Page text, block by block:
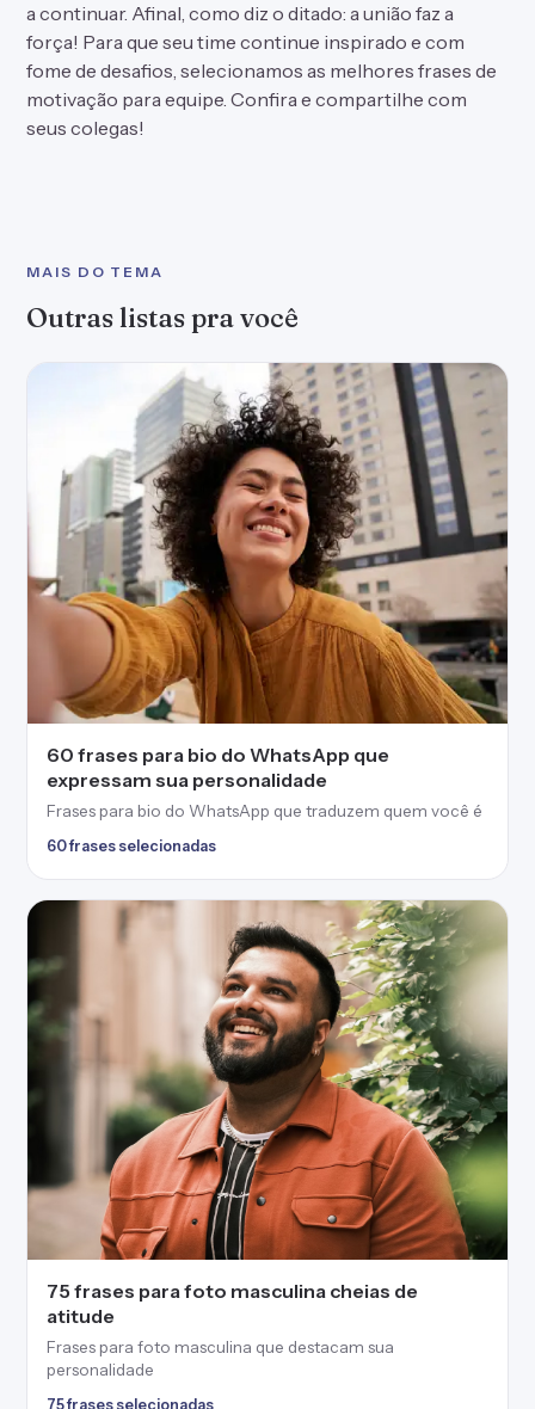
a continuar. Afinal, como diz o ditado: a união faz a
força! Para que seu time continue inspirado e com
fome de desafios, selecionamos as melhores frases de
motivação para equipe. Confira e compartilhe com
seus colegas!
MAIS DO TEMA
Outras listas pra você
60 frases para bio do WhatsApp que
expressam sua personalidade
Frases para bio do WhatsApp que traduzem quem você é
60 frases selecionadas
75 frases para foto masculina cheias de
atitude
Frases para foto masculina que destacam sua
personalidade
75 frases selecionadas